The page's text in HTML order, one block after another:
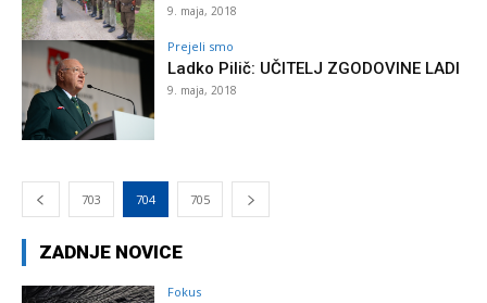
9. maja, 2018
Prejeli smo
Ladko Pilič: UČITELJ ZGODOVINE LADI
9. maja, 2018
703 704 705
ZADNJE NOVICE
Fokus